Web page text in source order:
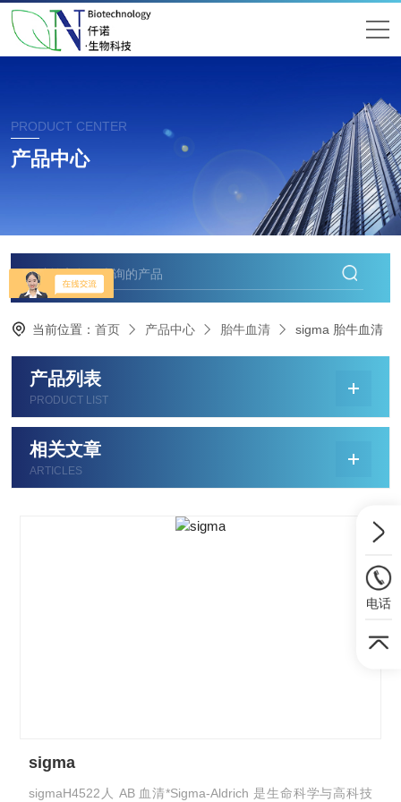
PRODUCT CENTER
产品中心
当前位置： 首页 产品中心 胎牛血清 sigma 胎牛血清
产品列表
PRODUCT LIST
相关文章
ARTICLES
sigma
sigmaH4522人 AB 血清*Sigma-Aldrich 是生命科学与高科技
电话